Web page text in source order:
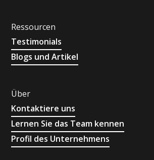
Ressourcen
Testimonials
Blogs und Artikel
Über
Kontaktiere uns
Lernen Sie das Team kennen
Profil des Unternehmens